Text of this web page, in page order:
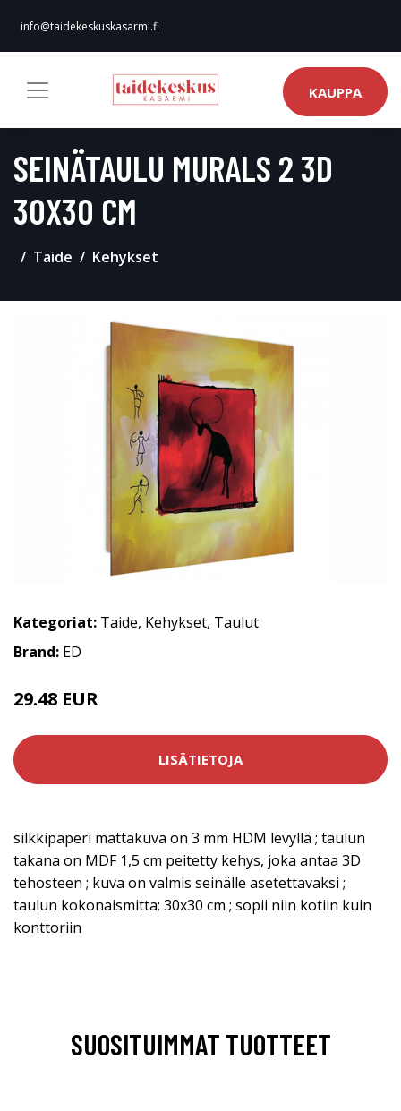
info@taidekeskuskasarmi.fi
KAUPPA
SEINÄTAULU MURALS 2 3D
30X30 CM
Taide Kehykset
Kategoriat: Taide, Kehykset, Taulut
Brand: ED
29.48 EUR
LISÄTIETOJA
silkkipaperi mattakuva on 3 mm HDM levyllä ; taulun
takana on MDF 1,5 cm peitetty kehys, joka antaa 3D
tehosteen ; kuva on valmis seinälle asetettavaksi ;
taulun kokonaismitta: 30x30 cm ; sopii niin kotiin kuin
konttoriin
SUOSITUIMMAT TUOTTEET